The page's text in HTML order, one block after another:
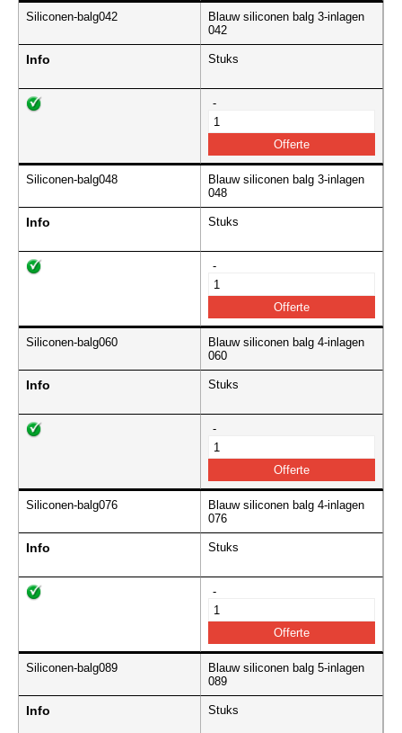
Siliconen-balg042
Blauw siliconen balg 3-inlagen
042
Info Stuks
-
Siliconen-balg048
Blauw siliconen balg 3-inlagen
048
Info Stuks
-
Siliconen-balg060
Blauw siliconen balg 4-inlagen
060
Info Stuks
-
Siliconen-balg076
Blauw siliconen balg 4-inlagen
076
Info Stuks
-
Siliconen-balg089
Blauw siliconen balg 5-inlagen
089
Info Stuks